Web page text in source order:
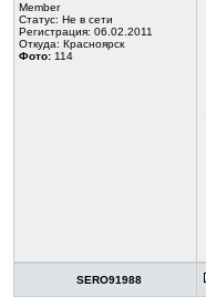
Member
Статус: Не в сети
Регистрация: 06.02.2011
Откуда: Красноярск
Фото: 114
SERO91988